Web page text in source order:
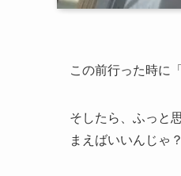
この前行った時に
そしたら、ふっと
まえばいいんじゃ